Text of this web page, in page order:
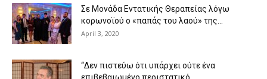
Σε Μονάδα Εντατικής Θεραπείας λόγω
κορωνοϊού ο «παπάς του λαού» της...
April 3, 2020
“Δεν πιστεύω ότι υπάρχει ούτε ένα